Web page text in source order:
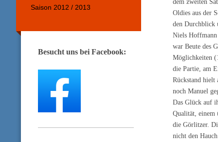
Oldies aus der
den Durchblick
Niels Hoffmann
war Beute des
Möglichkeiten
die Partie, am
Rückstand
noch Manuel
Das Glück auf
Qualität, einem
die Görlitzer.
nicht den
Saison 2012 / 2013
Besucht uns bei Facebook: